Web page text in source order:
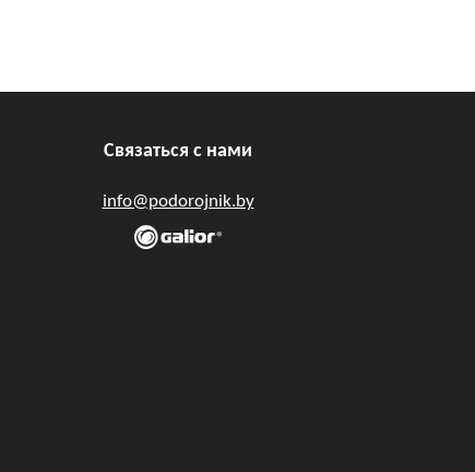
Связаться с нами
info@podorojnik.by